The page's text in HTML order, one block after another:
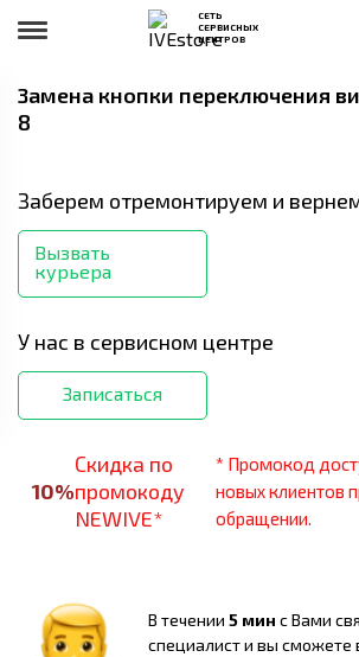
СЕТЬ
СЕРВИСНЫХ
ЦЕНТРОВ
Замена кнопки переключения
8
Заберем отремонтируем и
Вызвать
курьера
У нас в сервисном центре
Записаться
10%
Скидка по
промокоду
NEWIVE*
* Промокод
новых клиентов
обращении.
В течении 5 мин с Вами
специалист и вы сможете